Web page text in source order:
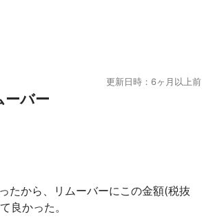
更新日時：6ヶ月以上前
ーバー
たから、リムーバーにこの金額(税抜
良かった。